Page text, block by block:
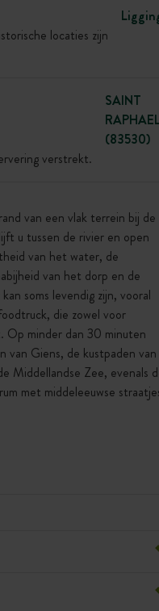
locaties zijn
SAINT
(83530)
verstrekt.
van een vlak terrein bij de
u tussen de rivier en open
van het water, de
van het dorp en de
soms levendig zijn, vooral
die zowel voor
Op minder dan 30 minuten
van Giens, de kustpaden
Middellandse Zee, evenals
met middeleeuwse